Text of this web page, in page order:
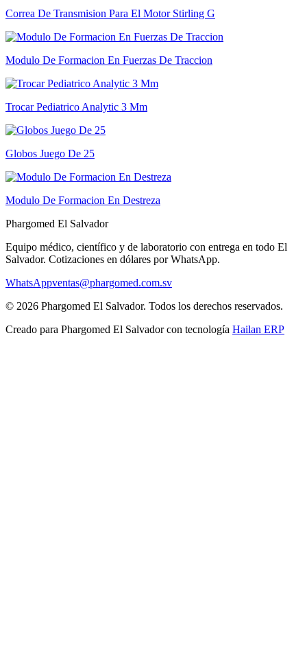
Correa De Transmision Para El Motor Stirling G
Modulo De Formacion En Fuerzas De Traccion
Trocar Pediatrico Analytic 3 Mm
Globos Juego De 25
Modulo De Formacion En Destreza
Phargomed El Salvador
Equipo médico, científico y de laboratorio con entrega en todo El
Salvador. Cotizaciones en dólares por WhatsApp.
WhatsAppventas@phargomed.com.sv
© 2026 Phargomed El Salvador. Todos los derechos reservados.
Creado para Phargomed El Salvadorcon tecnología Hailan ERP